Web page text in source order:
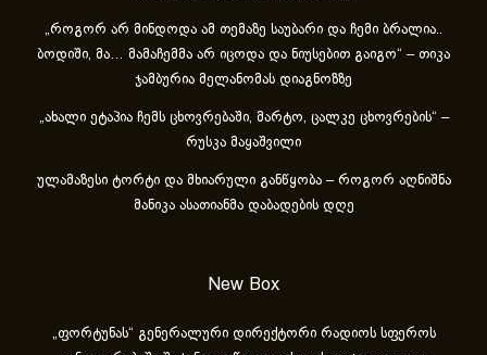
„როგორ არ მინდოდა ამ თემაზე საუბარი და ჩემი ბრალია..
ბოდიში, მა… მამაჩემმა არ იცოდა და ნიუსებით გაიგო“ – თიკა
ჯამბურია მელანომას დიაგნოზზე
„ახა­ლი ეტა­პია ჩემს ცხოვ­რე­ბა­ში, მარ­ტო, ცალ­კე ცხოვ­რე­ბის“ –
რუსკა მაყაშვილი
ულამაზესი ტორტი და მხიარული განწყობა – როგორ აღნიშნა
მანიკა ასათიანმა დაბადების დღე
New Box
„ფორტუნას“ გენერალური დირექტორი რადიოს სფეროს